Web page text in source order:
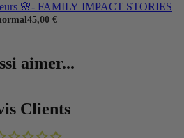
🌸- FAMILY IMPACT STORIES
45,00 €
aimer...
Clients